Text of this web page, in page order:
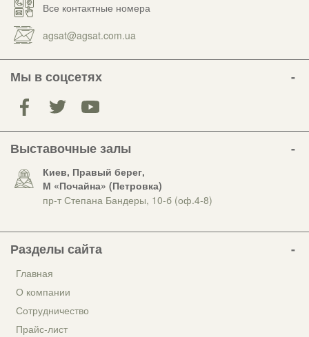
Все контактные номера
agsat@agsat.com.ua
Мы в соцсетях
Выставочные залы
Киев, Правый берег,
М «Почайна» (Петровка)
пр-т Степана Бандеры, 10-б (оф.4-8)
Разделы сайта
Главная
О компании
Сотрудничество
Прайс-лист